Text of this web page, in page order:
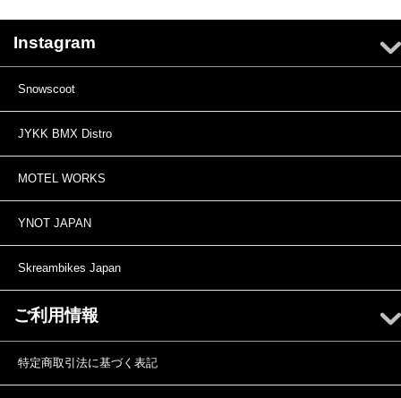
Instagram
Snowscoot
JYKK BMX Distro
MOTEL WORKS
YNOT JAPAN
Skreambikes Japan
ご利用情報
特定商取引法に基づく表記